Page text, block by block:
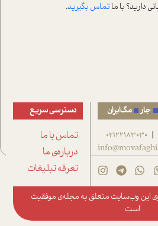
دارید؟ با ماتماس بگیرید.
جار مگ‌ایران
|
02122183030
دسترسی سریع
تماس با ما
درباره‌ی ما
تعرفه تبلیغات
این وب‌سایت متعلق به مجله‌ی موفقیت
است